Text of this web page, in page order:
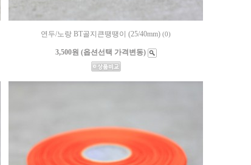
연두/노랑 BT골지큰땡땡이 (25/40mm) (0)
3,500원 (옵션선택 가격변동)